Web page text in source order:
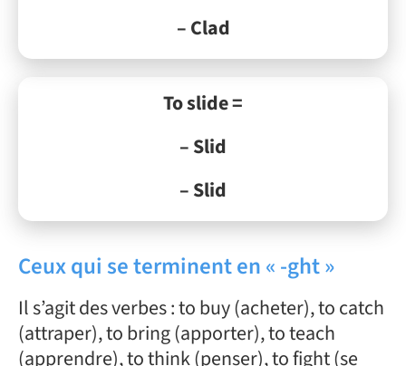
– Clad
To slide =
– Slid
– Slid
Ceux qui se terminent en « -ght »
Il s’agit des verbes : to buy (acheter), to catch
(attraper), to bring (apporter), to teach
(apprendre), to think (penser), to fight (se